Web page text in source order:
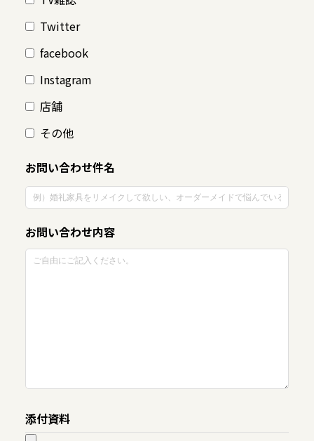
Twitter
facebook
Instagram
店舗
その他
お問い合わせ件名
お問い合わせ内容
添付資料